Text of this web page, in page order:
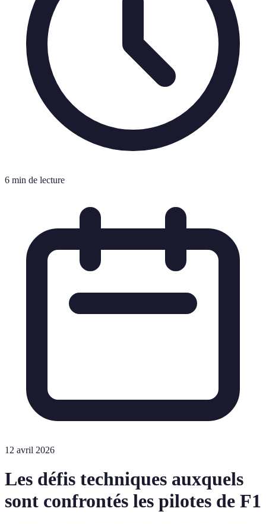
6 min de lecture
12 avril 2026
Les défis techniques auxquels
sont confrontés les pilotes de F1